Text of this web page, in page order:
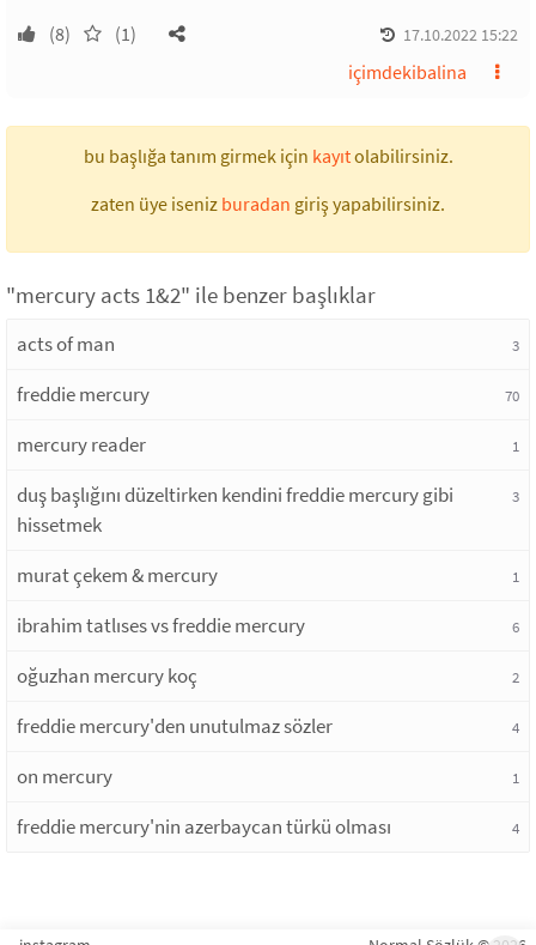
(8) (1) 17.10.2022 15:22
içimdekibalina
bu başlığa tanım girmek için kayıtolabilirsiniz.
zaten üye iseniz buradan giriş yapabilirsiniz.
"mercury acts 1&2" ile benzer başlıklar
acts of man 3
freddie mercury 70
mercury reader 1
duş başlığını düzeltirken kendini freddie mercury gibi
hissetmek
3
murat çekem & mercury 1
ibrahim tatlıses vs freddie mercury 6
oğuzhan mercury koç 2
freddie mercury'den unutulmaz sözler 4
on mercury 1
freddie mercury'nin azerbaycan türkü olması 4